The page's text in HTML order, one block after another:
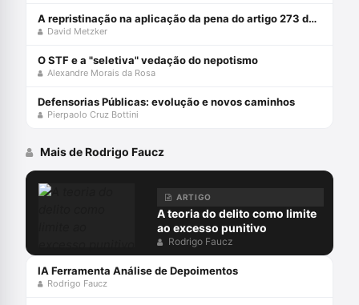
A repristinação na aplicação da pena do artigo 273 do CP
David Metzker
O STF e a "seletiva" vedação do nepotismo
Alexandre Morais da Rosa
Defensorias Públicas: evolução e novos caminhos
Pierpaolo Cruz Bottini
Mais de Rodrigo Faucz
ARTIGO
A teoria do delito como limite
ao excesso punitivo
Rodrigo Faucz
IA Ferramenta Análise de Depoimentos
Rodrigo Faucz